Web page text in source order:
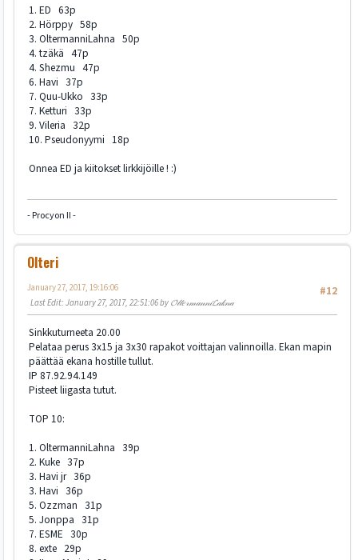
1. ED 63p
2. Hörppy 58p
3. OltermanniLahna 50p
4. tzäkä 47p
4. Shezmu 47p
6. Havi 37p
7. Quu-Ukko 33p
7. Ketturi 33p
9. Vileria 32p
10. Pseudonyymi 18p
Onnea ED ja kiitokset lirkkijöille ! :)
- Procyon II -
Olteri
#12
January 27, 2017, 19:16:06
Last Edit: January 27, 2017, 22:51:06 by 𝓞𝓁𝓉𝑒𝓇𝓂𝒶𝓃𝓃𝒾𝓛𝒶𝓀𝓃𝒶
Sinkkuturneeta 20.00
Pelataa perus 3x15 ja 3x30 rapakot voittajan valinnoilla. Ekan mapin
päättää ekana hostille tullut.
IP 87.92.94.149
Pisteet liigasta tutut.
TOP 10:
1. OltermanniLahna 39p
2. Kuke 37p
3. Havi jr 36p
3. Havi 36p
5. Ozzman 31p
5. Jonppa 31p
7. ESME 30p
8. exte 29p